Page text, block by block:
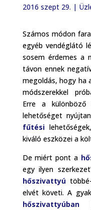
2016 szept 29. |
Számos módon
egyéb vendéglátó
sosem érdemes a
távon ennek
megoldás, hogy ha
módszerekkel
Erre a különböző
lehetőséget
fűtési
kiváló eszközei a
De miért pont a
egy ilyen
hőszivattyútöbbé-
elvét követi. A
hőszivattyúban